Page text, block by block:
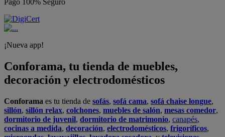
Descubre nuestra amplia variedad de estilos en cualquier
para tu hogar,
espacio en el que vives gracias a nuestros
habitaciones,
escritorio. Además, podrás decorar tu casa con multitud de
artículos, tener el mejor ocio con los productos de
y aprovechar tu
en las épocas de buen tiempo. Conforama
realiza elservicio de envío a domicilio como recogida en tienda.
Podráscomprar onlineentre nuestra gama de más de 7.000
recibirlo en tu domicilio
No esperes más para crear o renovar tu
hogar y transformarlo en un espacio con mucho estilo. Conforama
tiene 300tiendas de mueblesfísicas distribuidas en6 países
distintos. Aproveche nuestras ofertas desofas baratos,colchones
baratosyliquidaciones de sofas.